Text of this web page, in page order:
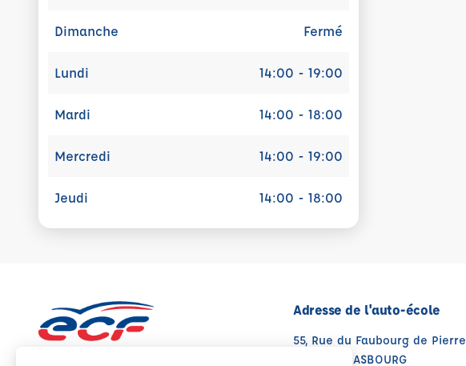
Dimanche Fermé
Lundi 14:00 - 19:00
Mardi 14:00 - 18:00
Mercredi 14:00 - 19:00
Jeudi 14:00 - 18:00
Adresse de l'auto-école
55, Rue du Faubourg de Pierre
67000 STRASBOURG